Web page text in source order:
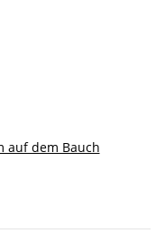
auf dem Bauch